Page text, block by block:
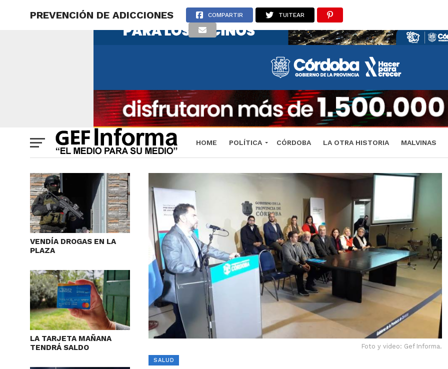
HOME POLÍTICA CÓRDOBA LA OTRA HISTORIA MALVINAS
PREVENCIÓN DE ADICCIONES COMPARTIR TUITEAR
VENDÍA DROGAS EN LA
PLAZA
LA TARJETA MAÑANA
TENDRÁ SALDO
Foto y video: Gef Informa.
SALUD